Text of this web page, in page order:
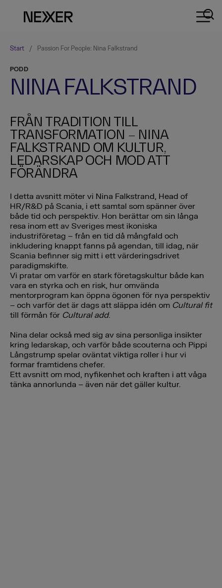
Start / Passion For People: Nina Falkstrand
PODD
NINA FALKSTRAND
FRÅN TRADITION TILL
TRANSFORMATION – NINA
FALKSTRAND OM KULTUR,
LEDARSKAP OCH MOD ATT
FÖRÄNDRA
I detta avsnitt möter vi Nina Falkstrand, Head of
HR/R&D på Scania, i ett samtal som spänner över
både tid och perspektiv. Hon berättar om sin långa
resa inom ett av Sveriges mest ikoniska
industriföretag – från en tid då mångfald och
inkludering knappt fanns på agendan, till idag, när
Scania befinner sig mitt i ett värderingsdrivet
paradigmskifte.
Vi pratar om varför en stark företagskultur både kan
vara en styrka och en risk, hur omvända
mentorprogram kan öppna ögonen för nya perspektiv
– och varför det är dags att släppa idén om Cultural fit
till förmån för Cultural add.
Nina delar också med sig av sina personliga insikter
kring ledarskap, och varför både scouterna och Pippi
Långstrump spelar oväntat viktiga roller i hur vi
formar framtidens chefer.
Ett avsnitt om mod, nyfikenhet och kraften i att våga
tänka annorlunda – även när det gäller kultur.